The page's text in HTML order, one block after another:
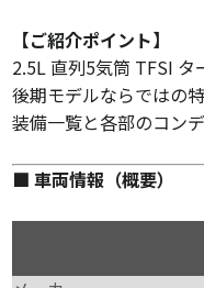
【ご紹介ポイント】
2.5L 直列5気筒 TFSI
後期モデルならではの
装備一覧と各部のコン
■ 車両情報（概要）